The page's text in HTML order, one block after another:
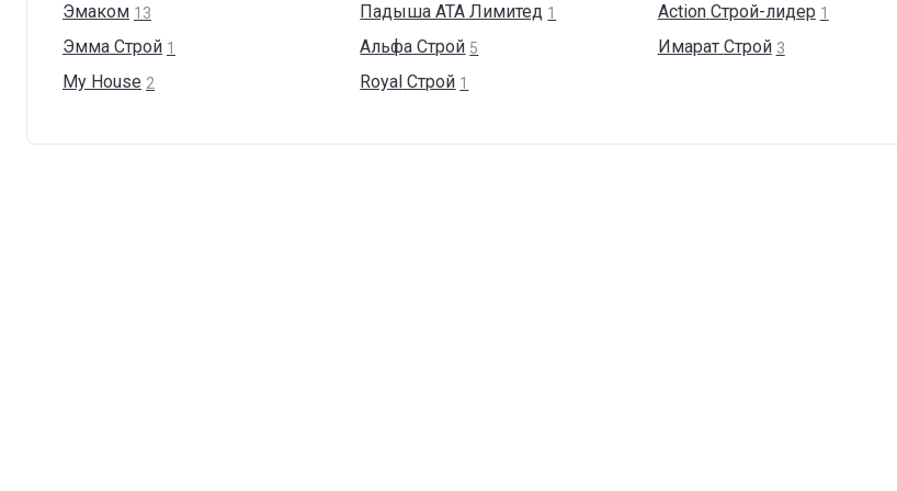
Эмаком 13 Падыша АТА Лимитед 1 Action Cтрой-лидер 1
Эмма Строй 1 Альфа Строй 5 Имарат Строй 3
My House 2 Royal Cтрой 1